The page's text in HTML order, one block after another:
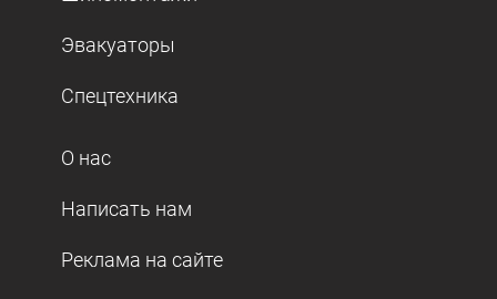
Эвакуаторы
Спецтехника
О нас
Написать нам
Реклама на сайте